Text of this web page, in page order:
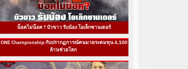
น็อคไม่น็อค ? บัวขาว รับน้อง โอเล็กซานเดอร์
ONE Championship กับปรากฏการณ์คนมวยระดมทุน 4,100
ล้านช่วยโลก